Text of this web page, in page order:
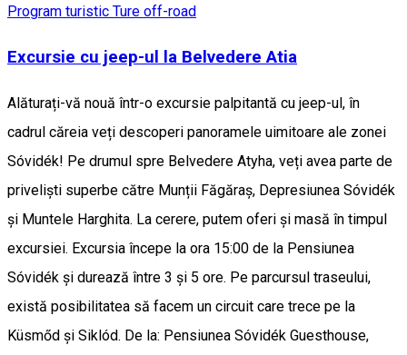
Program turistic Ture off-road
Excursie cu jeep-ul la Belvedere Atia
Alăturați-vă nouă într-o excursie palpitantă cu jeep-ul, în
cadrul căreia veți descoperi panoramele uimitoare ale zonei
Sóvidék! Pe drumul spre Belvedere Atyha, veți avea parte de
priveliști superbe către Munții Făgăraș, Depresiunea Sóvidék
și Muntele Harghita. La cerere, putem oferi și masă în timpul
excursiei. Excursia începe la ora 15:00 de la Pensiunea
Sóvidék și durează între 3 și 5 ore. Pe parcursul traseului,
există posibilitatea să facem un circuit care trece pe la
Küsmőd și Siklód. De la: Pensiunea Sóvidék Guesthouse,